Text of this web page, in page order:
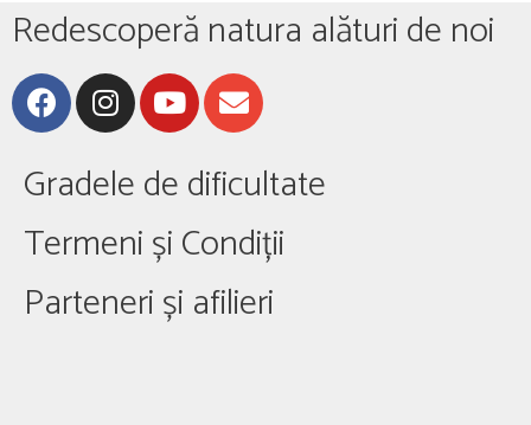
Redescoperă natura alături de noi
Gradele de dificultate
Termeni și Condiții
Parteneri și afilieri